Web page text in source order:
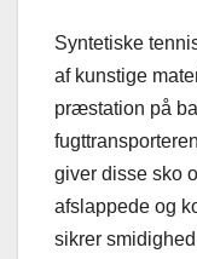
Syntetiske
af kunstige
præstation på
giver disse sko
afslappede og
sikrer